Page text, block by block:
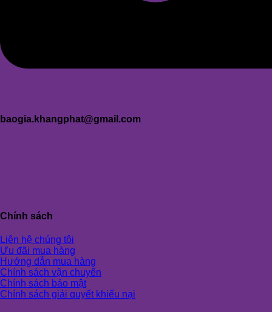
baogia.khangphat@gmail.com
Chính sách
Liên hệ chúng tôi
Ưu đãi mua hàng
Hướng dẫn mua hàng
Chính sách vận chuyển
Chính sách bảo mật
Chính sách giải quyết khiếu nại